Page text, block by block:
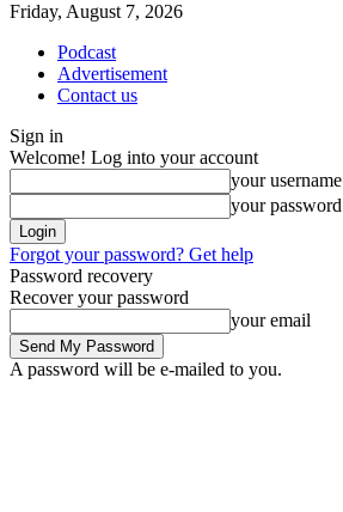
Friday, August 7, 2026
Podcast
Advertisement
Contact us
Sign in
Welcome! Log into your account
your username
your password
Forgot your password? Get help
Password recovery
Recover your password
your email
A password will be e-mailed to you.